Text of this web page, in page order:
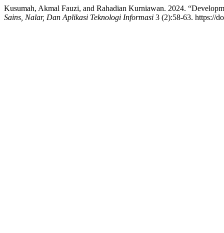
Kusumah, Akmal Fauzi, and Rahadian Kurniawan. 2024.
Sains, Nalar, Dan Aplikasi Teknologi Informasi 3 (2):58-63. https://